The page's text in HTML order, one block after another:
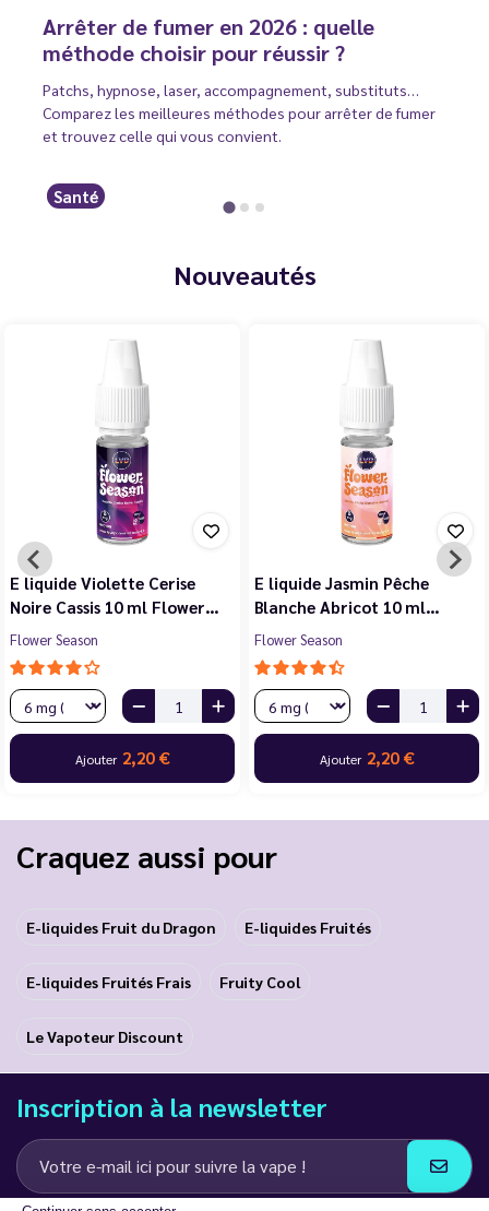
Arrêter de fumer en 2026 : quelle
méthode choisir pour réussir ?
Patchs, hypnose, laser, accompagnement, substituts…
Comparez les meilleures méthodes pour arrêter de fumer
et trouvez celle qui vous convient.
Santé
Nouveautés
E liquide Violette Cerise
Noire Cassis 10 ml Flower…
Flower Season
Ajouter 2,20 €
E liquide Jasmin Pêche
Blanche Abricot 10 ml…
Flower Season
Ajouter 2,20 €
Craquez aussi pour
E-liquides Fruit du Dragon E-liquides Fruités
E-liquides Fruités Frais Fruity Cool
Le Vapoteur Discount
Inscription à la newsletter